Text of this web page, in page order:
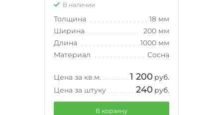
В наличии
Толщина
18 мм
Ширина
200 мм
Длина
1000 мм
Материал
Сосна
Цена за кв.м. 1 200 руб.
Цена за штуку
240 руб.
В корзину